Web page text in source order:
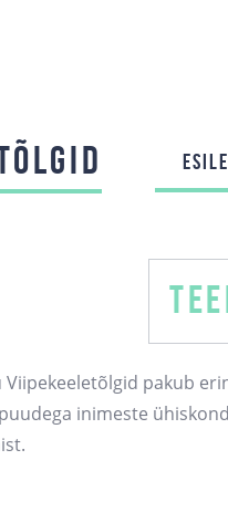
Viipekeeletõlgid pakub
inimeste